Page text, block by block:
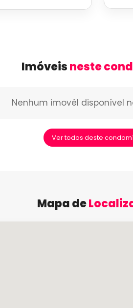
Imóveisneste
Nenhum imovél disponível
Ver todos deste
Mapa de